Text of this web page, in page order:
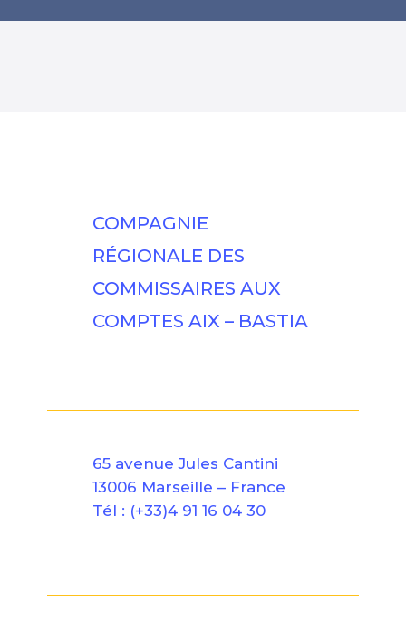
COMPAGNIE
RÉGIONALE DES
COMMISSAIRES AUX
COMPTES AIX – BASTIA
65 avenue Jules Cantini
13006 Marseille – France
Tél : (+33)4 91 16 04 30